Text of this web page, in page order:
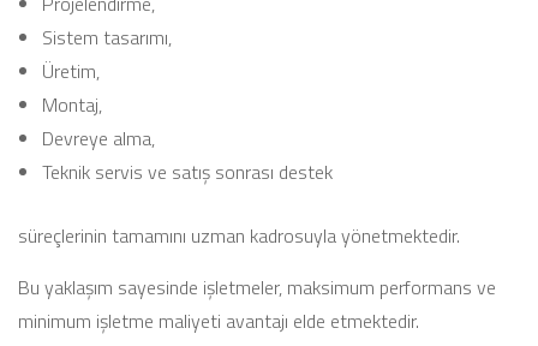
Sistem tasarımı,
Üretim,
Montaj,
Devreye alma,
Teknik servis ve satış sonrası destek
süreçlerinin tamamını uzman kadrosuyla yönetmektedir.
Bu yaklaşım sayesinde işletmeler, maksimum performans ve
minimum işletme maliyeti avantajı elde etmektedir.